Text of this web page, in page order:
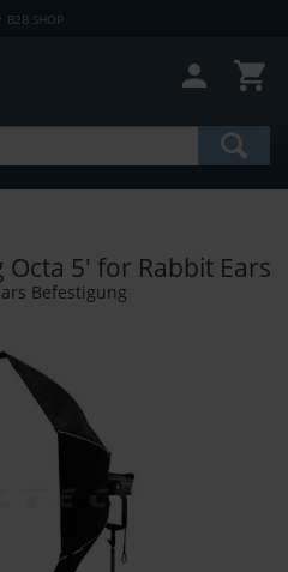
B2B SHOP
Octa 5' for Rabbit Ears
Befestigung